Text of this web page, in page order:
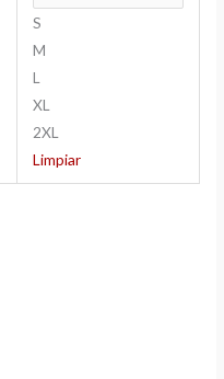
S
M
L
XL
2XL
Limpiar